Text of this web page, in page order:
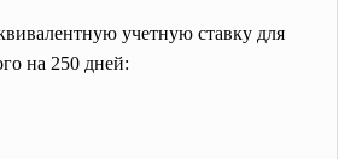
учетную ставку для
на 250 дней: